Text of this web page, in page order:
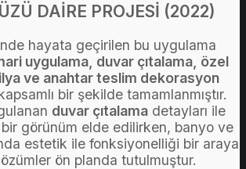
DAİRE PROJESİ (2022)
hayata geçirilen bu uygulama
uygulama, duvar çıtalama, özel
ve anahtar teslim dekorasyon
bir şekilde tamamlanmıştır.
duvar çıtalamadetayları ile
bir görünüm elde edilirken, banyo ve
estetik ile fonksiyonelliği bir araya
ön planda tutulmuştur.